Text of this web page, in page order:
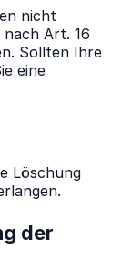
nicht
Art. 16
Sollten Ihre
eine
Löschung
der